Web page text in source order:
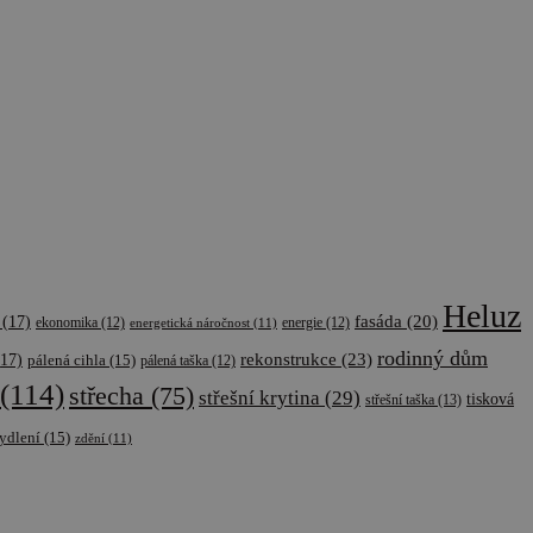
(17) ekonomika (12) energetická náročnost (11) energie (12) fasáda (20) Heluz
pálená cihla (15) pálená taška (12) rekonstrukce (23) rodinný dům
(114) střecha (75) střešní krytina (29) střešní taška (13) tisková
(15) zdění (11)
návštěvníků. Je
Analytics -
služby
jedinečných
jako
na stránku na
soubor cookie
soubor cookie
cen v